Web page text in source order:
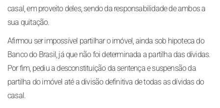
casal, em proveito deles, sendo da responsabilidade de ambos a
sua quitação.
Afirmou ser impossível partilhar o imóvel, ainda sob hipoteca do
Banco do Brasil, já que não foi determinada a partilha das dívidas.
Por fim, pediu a desconstituição da sentença e suspensão da
partilha do imóvel até a divisão definitiva de todas as dívidas do
casal.